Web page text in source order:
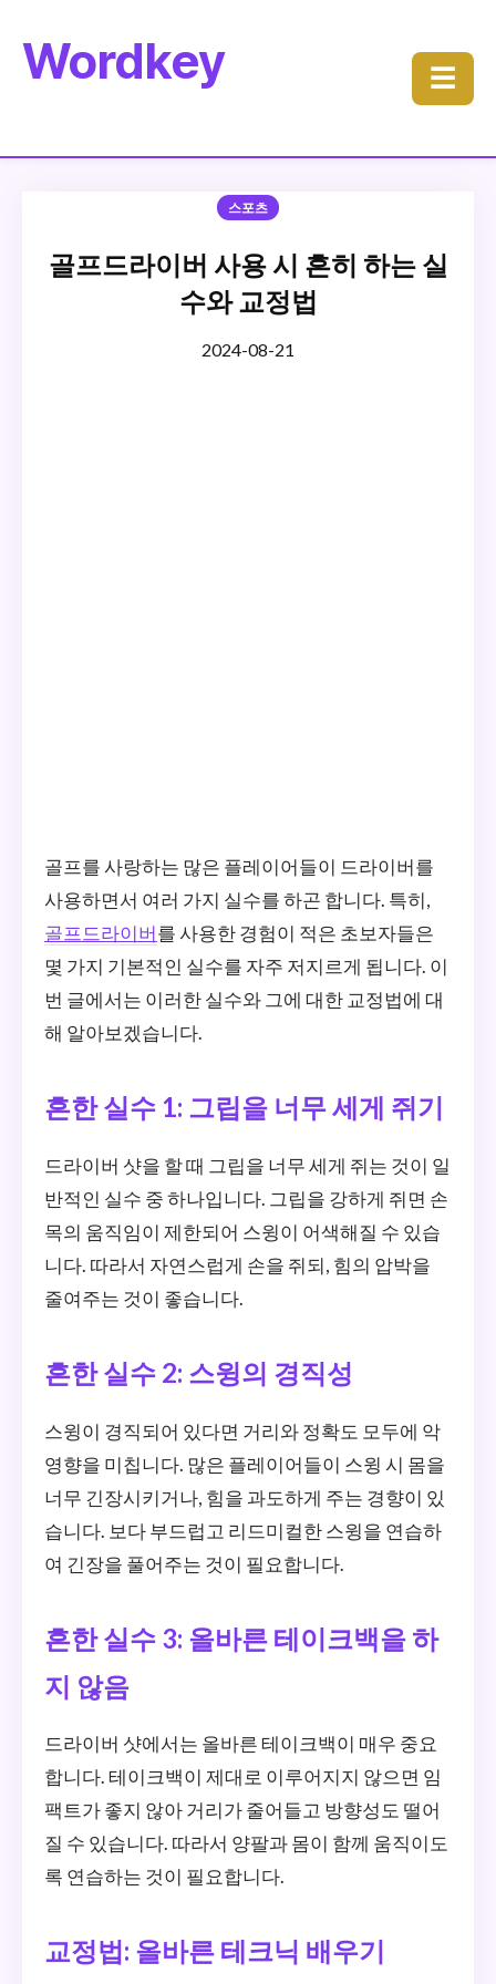
Wordkey ☰
스포츠
골프드라이버 사용 시 흔히 하는 실
수와 교정법
2024-08-21
골프를 사랑하는 많은 플레이어들이 드라이버를
사용하면서 여러 가지 실수를 하곤 합니다. 특히,
골프드라이버를 사용한 경험이 적은 초보자들은
몇 가지 기본적인 실수를 자주 저지르게 됩니다. 이
번 글에서는 이러한 실수와 그에 대한 교정법에 대
해 알아보겠습니다.
흔한 실수 1: 그립을 너무 세게 쥐기
드라이버 샷을 할 때 그립을 너무 세게 쥐는 것이 일
반적인 실수 중 하나입니다. 그립을 강하게 쥐면 손
목의 움직임이 제한되어 스윙이 어색해질 수 있습
니다. 따라서 자연스럽게 손을 쥐되, 힘의 압박을
줄여주는 것이 좋습니다.
흔한 실수 2: 스윙의 경직성
스윙이 경직되어 있다면 거리와 정확도 모두에 악
영향을 미칩니다. 많은 플레이어들이 스윙 시 몸을
너무 긴장시키거나, 힘을 과도하게 주는 경향이 있
습니다. 보다 부드럽고 리드미컬한 스윙을 연습하
여 긴장을 풀어주는 것이 필요합니다.
흔한 실수 3: 올바른 테이크백을 하
지 않음
드라이버 샷에서는 올바른 테이크백이 매우 중요
합니다. 테이크백이 제대로 이루어지지 않으면 임
팩트가 좋지 않아 거리가 줄어들고 방향성도 떨어
질 수 있습니다. 따라서 양팔과 몸이 함께 움직이도
록 연습하는 것이 필요합니다.
교정법: 올바른 테크닉 배우기